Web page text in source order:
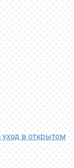
уход в открытом